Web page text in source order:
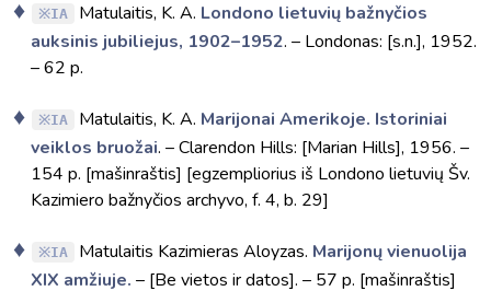
IA Matulaitis, K. A. Londono lietuvių bažnyčios
auksinis jubiliejus, 1902–1952. – Londonas: [s.n.], 1952.
– 62 p.
IA Matulaitis, K. A. Marijonai Amerikoje. Istoriniai
veiklos bruožai. – Clarendon Hills: [Marian Hills], 1956. –
154 p. [mašinraštis] [egzempliorius iš Londono lietuvių Šv.
Kazimiero bažnyčios archyvo, f. 4, b. 29]
IA Matulaitis Kazimieras Aloyzas. Marijonų vienuolija
XIX amžiuje. – [Be vietos ir datos]. – 57 p. [mašinraštis]